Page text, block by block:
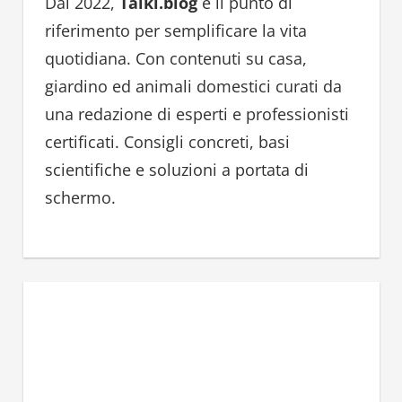
f
o
r
:
riferimento per semplificare la vita
quotidiana. Con contenuti su casa,
giardino ed animali domestici curati da
una redazione di esperti e professionisti
certificati. Consigli concreti, basi
scientifiche e soluzioni a portata di
schermo.